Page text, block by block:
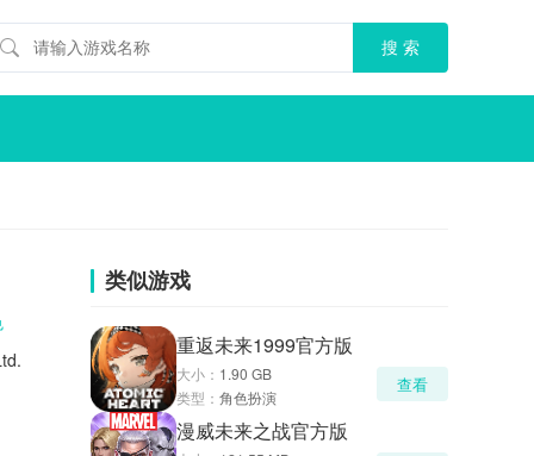
类似游戏
重返未来1999官方版
大小： 1.90 GB
类型： 角色扮演
查看
漫威未来之战官方版